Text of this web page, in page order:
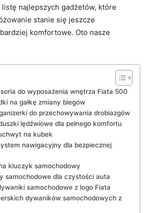
⁢najlepszych gadżetów, które
stanie​ się jeszcze
komfortowe. Oto⁢ nasze
do wyposażenia wnętrza‍ Fiata 500
na gałkę‌ zmiany biegów
do ⁣przechowywania drobiazgów
lędźwiowe ⁢dla pełnego komfortu
na kubek
nawigacyjny dla ⁢bezpiecznej
kluczyk samochodowy
samochodowe⁢ dla czystości auta
samochodowe z logo Fiata
‌dywaników samochodowych ⁣z